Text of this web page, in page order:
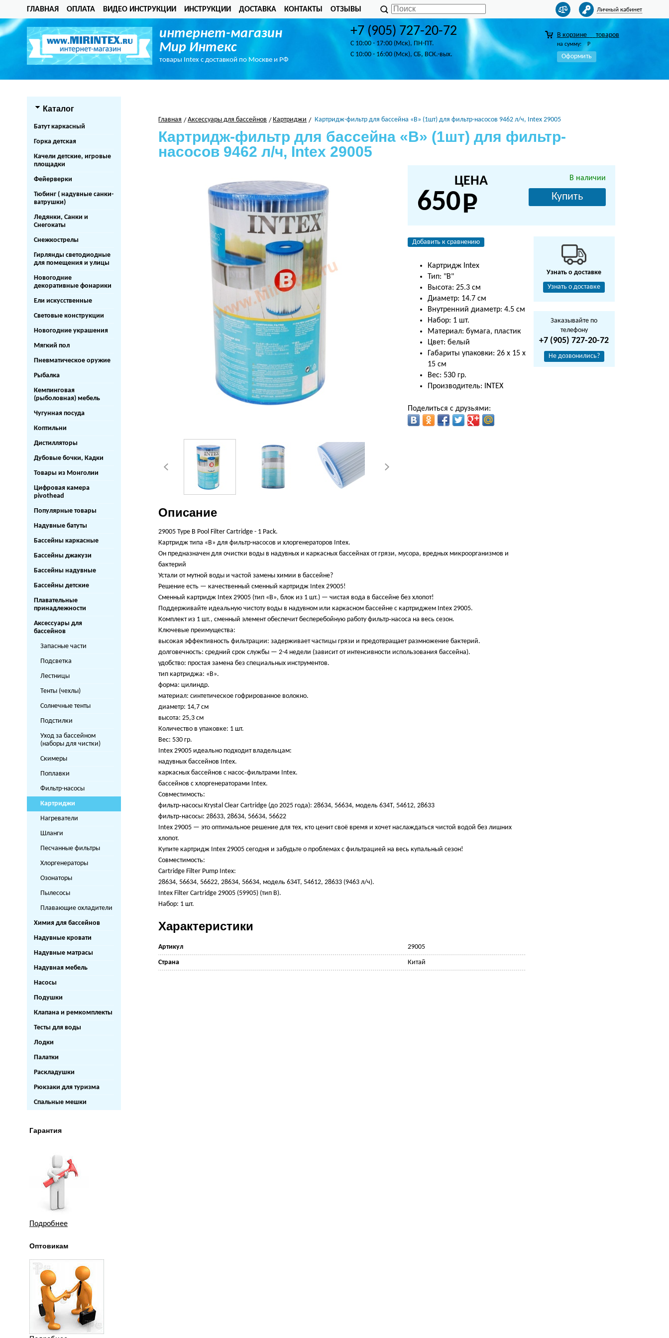
ГЛАВНАЯ ОПЛАТА ВИДЕО ИНСТРУКЦИИ ИНСТРУКЦИИ ДОСТАВКА КОНТАКТЫ ОТЗЫВЫ Личный кабинет
интернет-магазин
Мир Интекс
товары Intex с доставкой по Москве и РФ
+7 (905) 727-20-72
C 10:00 - 17:00 (Мск), ПН-ПТ.
C 10:00 - 16:00 (Мск), СБ, ВСК.-вых.
В корзине товаров
на сумму: Р
Оформить
Каталог
Батут каркасный
Горка детская
Качели детские, игровые
площадки
Фейерверки
Тюбинг ( надувные санки-
ватрушки)
Ледянки, Санки и
Снегокаты
Снежкострелы
Гирлянды светодиодные
для помещения и улицы
Новогодние
декоративные фонарики
Ели искусственные
Световые конструкции
Новогодние украшения
Мягкий пол
Пневматическое оружие
Рыбалка
Кемпинговая
(рыболовная) мебель
Чугунная посуда
Коптильни
Дистилляторы
Дубовые бочки, Кадки
Товары из Монголии
Цифровая камера
pivothead
Популярные товары
Надувные батуты
Бассейны каркасные
Бассейны джакузи
Бассейны надувные
Бассейны детские
Плавательные
принадлежности
Аксессуары для
бассейнов
Запасные части
Подсветка
Лестницы
Тенты (чехлы)
Солнечные тенты
Подстилки
Уход за бассейном
(наборы для чистки)
Скимеры
Поплавки
Фильтр-насосы
Картриджи
Нагреватели
Шланги
Песчанные фильтры
Хлоргенераторы
Озонаторы
Пылесосы
Плавающие охладители
Химия для бассейнов
Надувные кровати
Надувные матрасы
Надувная мебель
Насосы
Подушки
Клапана и ремкомплекты
Тесты для воды
Лодки
Палатки
Раскладушки
Рюкзаки для туризма
Спальные мешки
Гарантия
Подробнее
Оптовикам
Главная Аксессуары для бассейнов Картриджи Картридж-фильтр для бассейна «В» (1шт) для фильтр-насосов 9462 л/ч, Intex 29005
Картридж-фильтр для бассейна «В» (1шт) для фильтр-
насосов 9462 л/ч, Intex 29005
В наличии
ЦЕНА
650 Купить
Добавить к сравнению
Картридж Intex
Тип: "В"
Высота: 25.3 см
Диаметр: 14.7 см
Внутренний диаметр: 4.5 см
Набор: 1 шт.
Материал: бумага, пластик
Цвет: белый
Габариты упаковки: 26 х 15 х
15 см
Вес: 530 гр.
Производитель: INTEX
Поделиться с друзьями:
Описание
29005 Type В Pool Filter Cartridge - 1 Pack.
Картридж типа «В» для фильтр-насосов и хлоргенераторов Intex.
Он предназначен для очистки воды в надувных и каркасных бассейнах от грязи, мусора, вредных микроорганизмов и
бактерий
Устали от мутной воды и частой замены химии в бассейне?
Решение есть — качественный сменный картридж Intex 29005!
Сменный картридж Intex 29005 (тип «В», блок из 1 шт.) — чистая вода в бассейне без хлопот!
Поддерживайте идеальную чистоту воды в надувном или каркасном бассейне с картриджем Intex 29005.
Комплект из 1 шт., сменный элемент обеспечит бесперебойную работу фильтр‑насоса на весь сезон.
Ключевые преимущества:
высокая эффективность фильтрации: задерживает частицы грязи и предотвращает размножение бактерий.
долговечность: средний срок службы — 2-4 недели (зависит от интенсивности использования бассейна).
удобство: простая замена без специальных инструментов.
тип картриджа: «В».
форма: цилиндр.
материал: синтетическое гофрированное волокно.
диаметр: 14,7 см
высота: 25,3 см
Количество в упаковке: 1 шт.
Вес: 530 гр.
Intex 29005 идеально подходит владельцам:
надувных бассейнов Intex.
каркасных бассейнов с насос‑фильтрами Intex.
бассейнов с хлоргенераторами Intex.
Совместимость:
фильтр‑насосы Krystal Clear Cartridge (до 2025 года): 28634, 56634, модель 634T, 54612, 28633
фильтр‑насосы: 28633, 28634, 56634, 56622
Intex 29005 — это оптимальное решение для тех, кто ценит своё время и хочет наслаждаться чистой водой без лишних
хлопот.
Купите картридж Intex 29005 сегодня и забудьте о проблемах с фильтрацией на весь купальный сезон!
Совместимость:
Cartridge Filter Pump Intex:
28634, 56634, 56622, 28634, 56634, модель 634T, 54612, 28633 (9463 л/ч).
Intex Filter Cartridge 29005 (59905) (тип B).
Набор: 1 шт.
Характеристики
Артикул 29005
Страна Китай
Узнать о доставке
Узнать о доставке
Заказывайте по
телефону
+7 (905) 727-20-72
Не дозвонились?